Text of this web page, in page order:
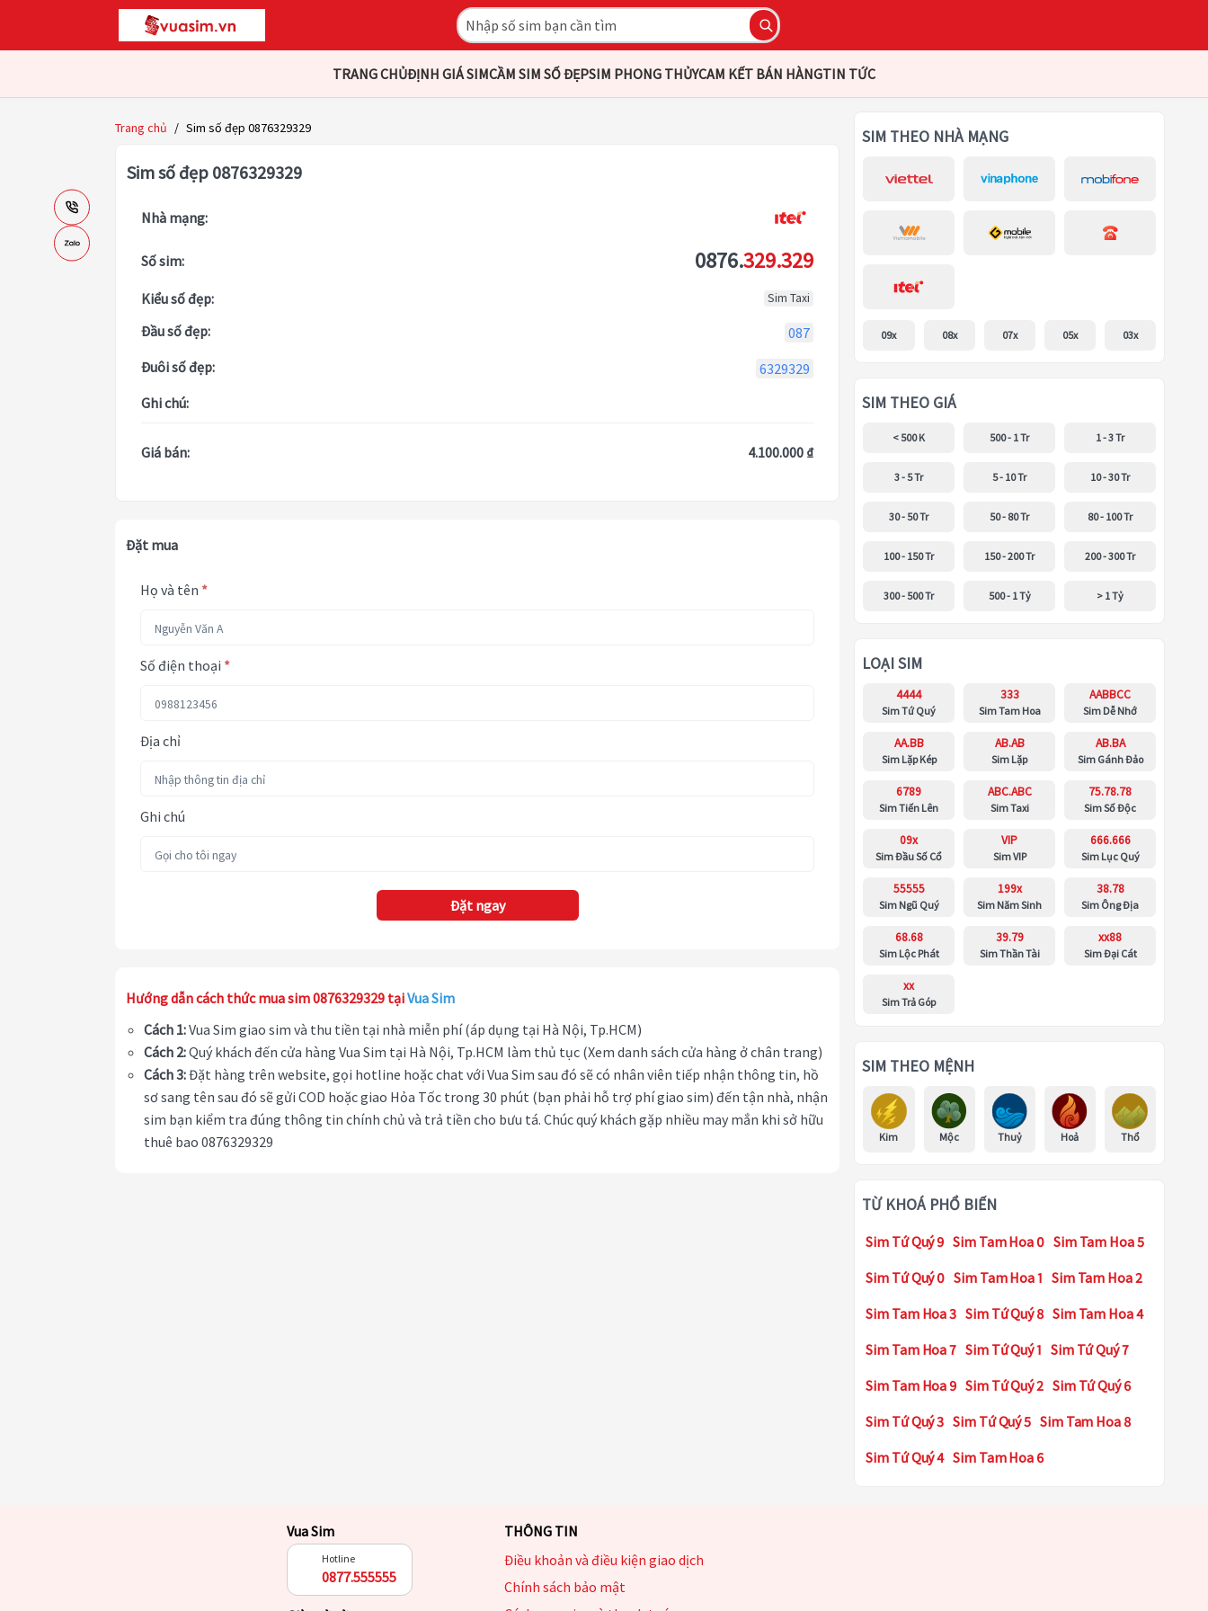
TRANG CHỦĐỊNH GIÁ SIMCẦM SIM SỐ ĐẸPSIM PHONG THỦYCAM KẾT BÁN HÀNGTIN TỨC
Trang chủ / Sim số đẹp 0876329329
Sim số đẹp 0876329329
Nhà mạng:
Số sim: 0876.329.329
Kiểu số đẹp: Sim Taxi
Đầu số đẹp:
087
Đuôi số đẹp:
6329329
Ghi chú:
Giá bán: 4.100.000 ₫
Đặt mua
Họ và tên *
Số điện thoại *
Địa chỉ
Ghi chú
Đặt ngay
Hướng dẫn cách thức mua sim 0876329329 tạiVua Sim
Cách 1:Vua Sim giao sim và thu tiền tại nhà miễn phí (áp dụng tại Hà Nội, Tp.HCM)
Cách 2:Quý khách đến cửa hàng Vua Sim tại Hà Nội, Tp.HCM làm thủ tục (Xem danh sách cửa hàng ở chân trang)
Cách 3:Đặt hàng trên website, gọi hotline hoặc chat với Vua Sim sau đó sẽ có nhân viên tiếp nhận thông tin, hồ
sơ sang tên sau đó sẽ gửi COD hoặc giao Hỏa Tốc trong 30 phút (bạn phải hỗ trợ phí giao sim) đến tận nhà, nhận
sim bạn kiểm tra đúng thông tin chính chủ và trả tiền cho bưu tá. Chúc quý khách gặp nhiều may mắn khi sở hữu
thuê bao 0876329329
SIM THEO NHÀ MẠNG
09x 08x 07x 05x 03x
SIM THEO GIÁ
< 500 K 500 - 1 Tr 1 - 3 Tr
3 - 5 Tr 5 - 10 Tr 10 - 30 Tr
30 - 50 Tr 50 - 80 Tr 80 - 100 Tr
100 - 150 Tr 150 - 200 Tr 200 - 300 Tr
300 - 500 Tr 500 - 1 Tỷ > 1 Tỷ
LOẠI SIM
4444
Sim Tứ Quý
333
Sim Tam Hoa
AABBCC
Sim Dễ Nhớ
AA.BB
Sim Lặp Kép
AB.AB
Sim Lặp
AB.BA
Sim Gánh Đảo
6789
Sim Tiến Lên
ABC.ABC
Sim Taxi
75.78.78
Sim Số Độc
09x
Sim Đầu Số Cổ
VIP
Sim VIP
666.666
Sim Lục Quý
55555
Sim Ngũ Quý
199x
Sim Năm Sinh
38.78
Sim Ông Địa
68.68
Sim Lộc Phát
39.79
Sim Thần Tài
xx88
Sim Đại Cát
xx
Sim Trả Góp
SIM THEO MỆNH
Kim Mộc Thuỷ Hoả Thổ
TỪ KHOÁ PHỔ BIẾN
Sim Tứ Quý 9 Sim Tam Hoa 0 Sim Tam Hoa 5
Sim Tứ Quý 0 Sim Tam Hoa 1 Sim Tam Hoa 2
Sim Tam Hoa 3 Sim Tứ Quý 8 Sim Tam Hoa 4
Sim Tam Hoa 7 Sim Tứ Quý 1 Sim Tứ Quý 7
Sim Tam Hoa 9 Sim Tứ Quý 2 Sim Tứ Quý 6
Sim Tứ Quý 3 Sim Tứ Quý 5 Sim Tam Hoa 8
Sim Tứ Quý 4 Sim Tam Hoa 6
Vua Sim
Hotline
0877.555555
THÔNG TIN
Điều khoản và điều kiện giao dịch
Chính sách bảo mật